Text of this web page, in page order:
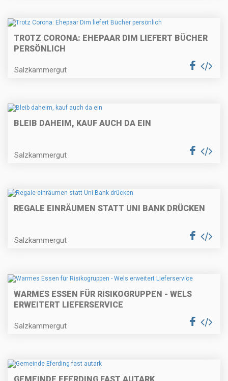
TROTZ CORONA: EHEPAAR DIM LIEFERT BÜCHER
PERSÖNLICH
Salzkammergut
BLEIB DAHEIM, KAUF AUCH DA EIN
Salzkammergut
REGALE EINRÄUMEN STATT UNI BANK DRÜCKEN
Salzkammergut
WARMES ESSEN FÜR RISIKOGRUPPEN - WELS
ERWEITERT LIEFERSERVICE
Salzkammergut